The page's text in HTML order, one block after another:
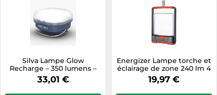
Silva Lampe Glow
Recharge – 350 lumens –
Bleu
33,01 €
Energizer Lampe torche et
éclairage de zone 240 lm 4
x AA
19,97 €